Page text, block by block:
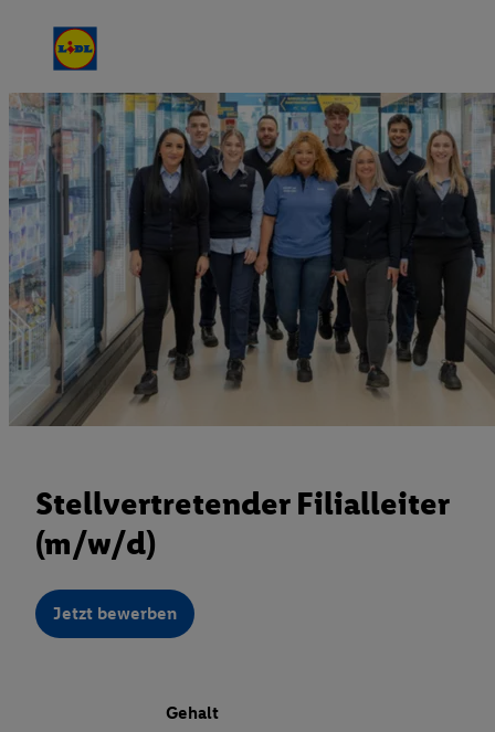
Stellvertretender Filialleiter
(m/w/d)
Jetzt bewerben
Gehalt